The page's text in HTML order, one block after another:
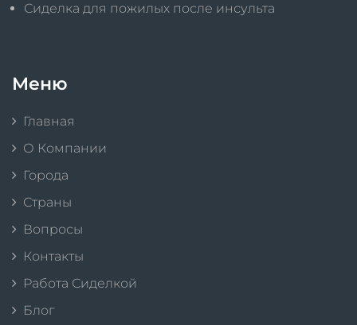
Сиделка для пожилых после инсульта
Меню
Главная
О Компании
Города
Страны
Вопросы
Контакты
Работа Сиделкой
Блог